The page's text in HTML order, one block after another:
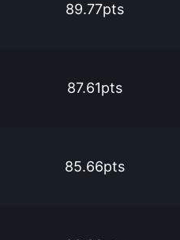
89.77pts
87.61pts
85.66pts